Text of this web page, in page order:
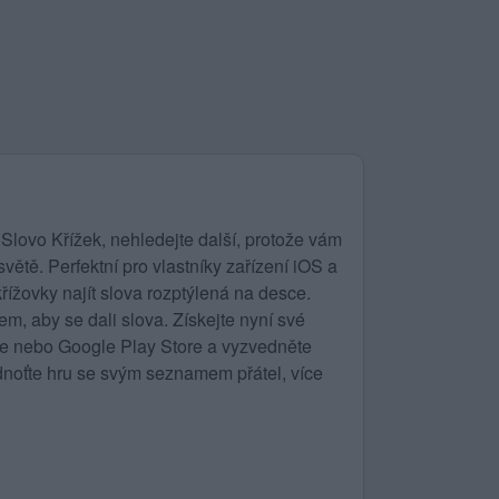
Křížek, nehledejte další, protože vám
Perfektní pro vlastníky zařízení iOS a
najít slova rozptýlená na desce.
aby se dali slova. Získejte nyní své
nebo Google Play Store a vyzvedněte
hru se svým seznamem přátel, více